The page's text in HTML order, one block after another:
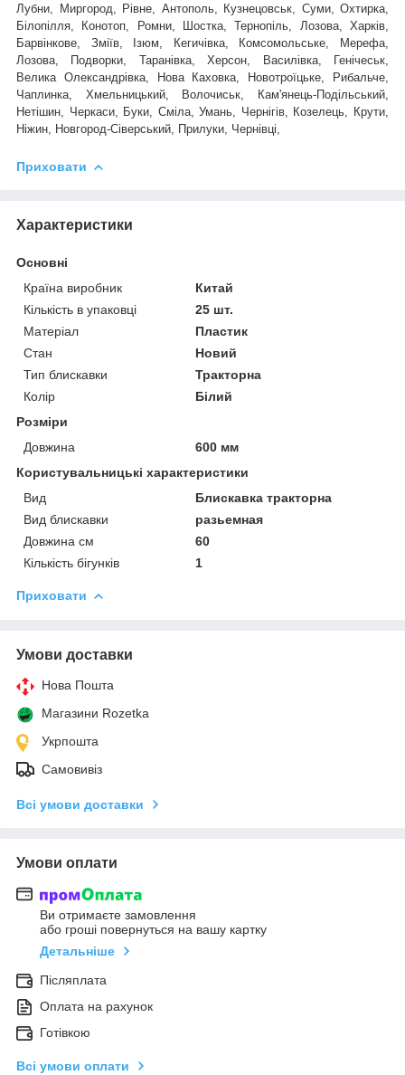
Лубни, Миргород, Рівне, Антополь, Кузнецовськ, Суми, Охтирка,
Білопілля, Конотоп, Ромни, Шостка, Тернопіль, Лозова, Харків,
Барвінкове, Зміїв, Ізюм, Кегичівка, Комсомольське, Мерефа,
Лозова, Подворки, Таранівка, Херсон, Василівка, Генічеськ,
Велика Олександрівка, Нова Каховка, Новотроїцьке, Рибальче,
Чаплинка, Хмельницький, Волочиськ, Кам'янець-Подільський,
Нетішин, Черкаси, Буки, Сміла, Умань, Чернігів, Козелець, Крути,
Ніжин, Новгород-Сіверський, Прилуки, Чернівці,
Приховати
Характеристики
Основні
Країна виробник
Китай
Кількість в упаковці
25 шт.
Матеріал
Пластик
Стан
Новий
Тип блискавки
Тракторна
Колір
Білий
Розміри
Довжина
600 мм
Користувальницькі характеристики
Вид
Блискавка тракторна
Вид блискавки
разьемная
Довжина см
60
Кількість бігунків
1
Приховати
Умови доставки
Нова Пошта
Магазини Rozetka
Укрпошта
Самовивіз
Всі умови доставки
Умови оплати
Ви отримаєте замовлення
або гроші повернуться на вашу картку
Детальніше
Післяплата
Оплата на рахунок
Готівкою
Всі умови оплати